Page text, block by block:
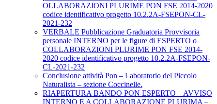
OLLABORAZIONI PLURIME PON FSE 2014-2020
codice identificativo progetto 10.2.2A-FSEPON-CL-
2021-232
VERBALE Pubblicazione Graduatoria Provvisoria
personale INTERNO per le figure di ESPERTO o
COLLABORAZIONI PLURIME PON FSE 2014-
2020 codice identificativo progetto 10.2.2A-FSEPON-
CL-2021-232
Conclusione attività Pon – Laboratorio del Piccolo
Naturalista – sezione Coccinelle.
RIAPERTURA BANDO PON ESPERTO – AVVISO
INTERNO E A COLLABORAZIONE PLURIMA –